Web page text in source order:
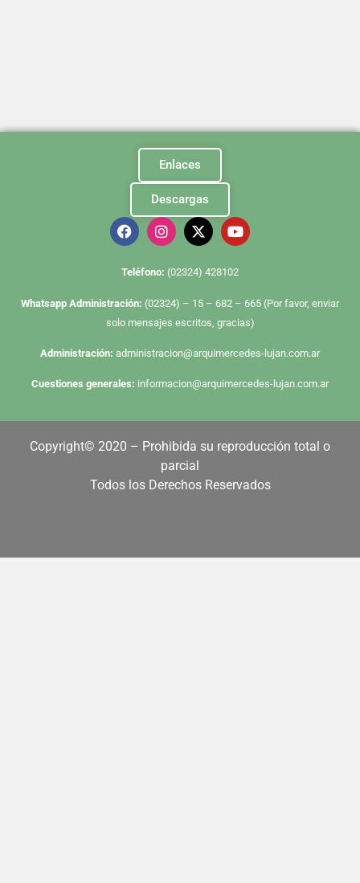
Enlaces
Descargas
Te léfono: (02324) 428102
Whatsapp Administración: (02324) – 15 – 682 – 665 (Por favor, enviar
solo mensajes escritos, gracias)
Administración: administracion@arquimercedes-lujan.com.ar
Cuestiones generales: informacion@arquimercedes-lujan.com.ar
Copyright© 2020 – Prohibida su reproducción total o
parcial
Todos los Derechos Reservados